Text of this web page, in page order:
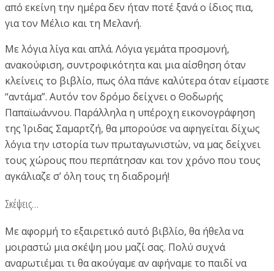
από εκείνη την ημέρα δεν ήταν ποτέ ξανά ο ίδιος πια,
για τον Μέλιο και τη Μελανή.
Με λόγια λίγα και απλά. Λόγια γεμάτα προσμονή,
ανακούφιση, συντροφικότητα και μια αίσθηση όταν
κλείνεις το βιβλίο, πως όλα πάνε καλύτερα όταν είμαστε
“αντάμα”. Αυτόν τον δρόμο δείχνει ο Θοδωρής
Παπαϊωάννου. Παράλληλα η υπέροχη εικονογράφηση
της Ίριδας Σαμαρτζή, θα μπορούσε να αφηγείται δίχως
λόγια την ιστορία των πρωταγωνιστών, να μας δείχνει
τους χώρους που περπάτησαν και τον χρόνο που τους
αγκάλιαζε σ’ όλη τους τη διαδρομή!
Σκέψεις…
Με αφορμή το εξαιρετικό αυτό βιβλίο, θα ήθελα να
μοιραστώ μια σκέψη μου μαζί σας. Πολύ συχνά
αναρωτιέμαι τι θα ακούγαμε αν αφήναμε το παιδί να